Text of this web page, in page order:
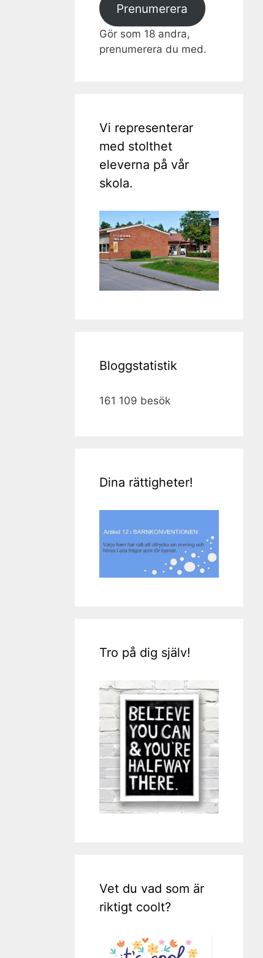
Prenumerera
Gör som 18 andra,
prenumerera du med.
Vi representerar
med stolthet
eleverna på vår
skola.
Bloggstatistik
161 109 besök
Dina rättigheter!
Tro på dig själv!
Vet du vad som är
riktigt coolt?